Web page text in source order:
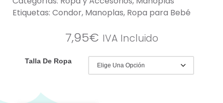
Etiquetas: Condor, Manoplas, Ropa para Bebé
7,95€ IVA Incluido
Talla De Ropa